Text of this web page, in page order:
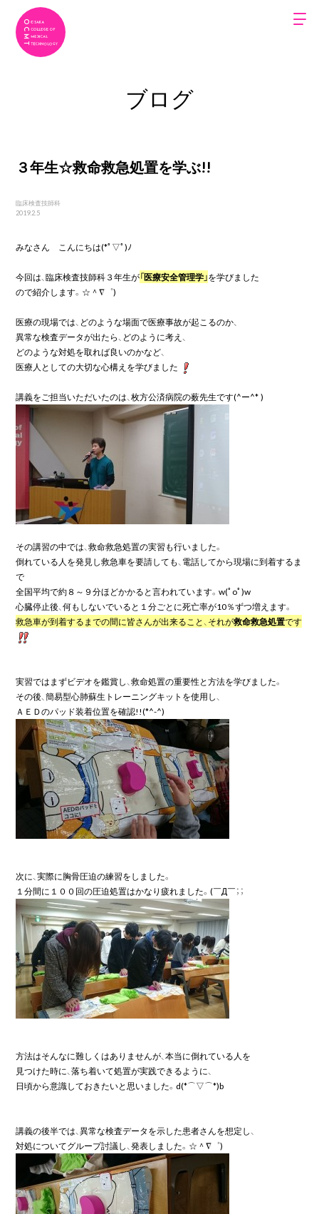
ブログ
３年生☆救命救急処置を学ぶ!!
臨床検査技師科
2019.2.5
みなさん　こんにちは(*ﾟ▽ﾟ)ﾉ
今回は、臨床検査技師科３年生が「医療安全管理学」を学びました
ので紹介します。☆＾∇゜)
医療の現場では、どのような場面で医療事故が起こるのか、
異常な検査データが出たら、どのように考え、
どのような対処を取れば良いのかなど、
医療人としての大切な心構えを学びました
その講習の中では、救命救急処置の実習も行いました。
倒れている人を発見し救急車を要請しても、電話してから現場に到着するま
で
全国平均で約８～９分ほどかかると言われています。w(ﾟoﾟ)w
救急車が到着するまでの間に皆さんが出来ること、それが救命救急処置です
実習ではまずビデオを鑑賞し、救命処置の重要性と方法を学びました。
その後、簡易型心肺蘇生トレーニングキットを使用し、
次に、実際に胸骨圧迫の練習をしました。
方法はそんなに難しくはありませんが、本当に倒れている人を
見つけた時に、落ち着いて処置が実践できるように、
日頃から意識しておきたいと思いました。d(*⌒▽⌒*)b
講義の後半では、異常な検査データを示した患者さんを想定し、